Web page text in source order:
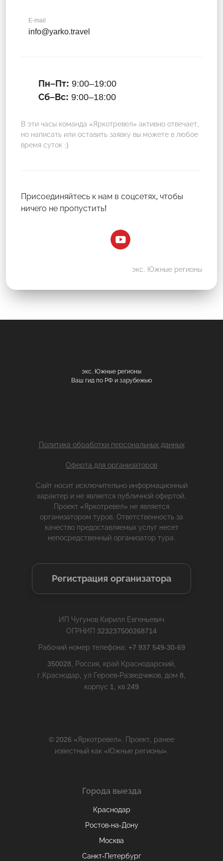
E-mail
info@yarko.travel
Пн–Пт: 9:00–19:00
Сб–Вс: 9:00–18:00
В эти часы команда «Яркотревел» активно отвечает,
но написать или оставить заявку вы можете в любое
время суток :)
Присоединяйтесь к нам в соцсетях, чтобы
ничего не пропустить!
экс. Южные регионы
экс. Южные регионы
Ваш гид по РФ и зарубежью
Политика обработки персональных данных
Оферта для организаторов
Сайт носит исключительно информационный
характер и не является публичной офертой.
Проект «Яркотревел» не является
организатором туров. Ответственность за
качество предоставляемых услуг несет
непосредственный организатор тура.
Регистрация организатора
ИП Чугунов Кирилл Евгеньевич
ОГРНИП 323237500268714
Рабочий номер телефона: +7 937 549-30-69
350028, Россия, край Краснодарский,
г.Краснодар, ул Героев-Разведчиков, дом 8,
корпус 1, кв 249
© 2026 «Яркотревел». Проект, ранее
известный как «Южные регионы».
Города выезда
Краснодар
Ростов-на-Дону
Москва
Санкт-Петербург